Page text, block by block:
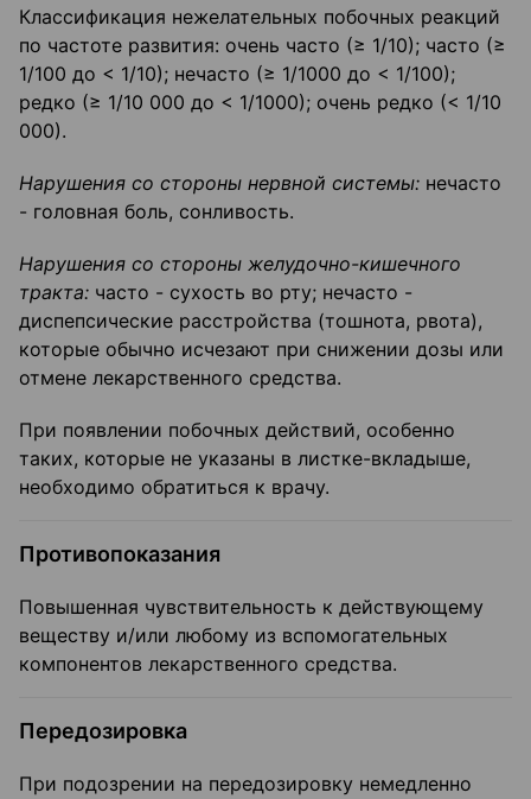
Классификация нежелательных побочных реакций
по частоте развития: очень часто (≥ 1/10); часто (≥
1/100 до < 1/10); нечасто (≥ 1/1000 до < 1/100);
редко (≥ 1/10 000 до < 1/1000); очень редко (< 1/10
000).
Нарушения со стороны нервной системы: нечасто
- головная боль, сонливость.
Нарушения со стороны желудочно-кишечного
тракта: часто - сухость во рту; нечасто -
диспепсические расстройства (тошнота, рвота),
которые обычно исчезают при снижении дозы или
отмене лекарственного средства.
При появлении побочных действий, особенно
таких, которые не указаны в листке-вкладыше,
необходимо обратиться к врачу.
Противопоказания
Повышенная чувствительность к действующему
веществу и/или любому из вспомогательных
компонентов лекарственного средства.
Передозировка
При подозрении на передозировку немедленно